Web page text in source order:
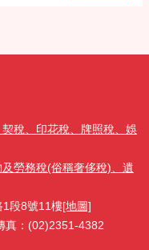
稅、印花稅、牌照稅、娛
勞務稅(俗稱奢侈稅)、遺
1段8號11樓[地圖]
：(02)2351-4382